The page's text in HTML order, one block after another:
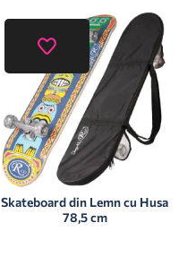
Skateboard din Lemn cu Husa
78,5 cm